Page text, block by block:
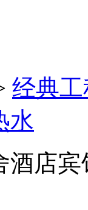
经典
水
酒店